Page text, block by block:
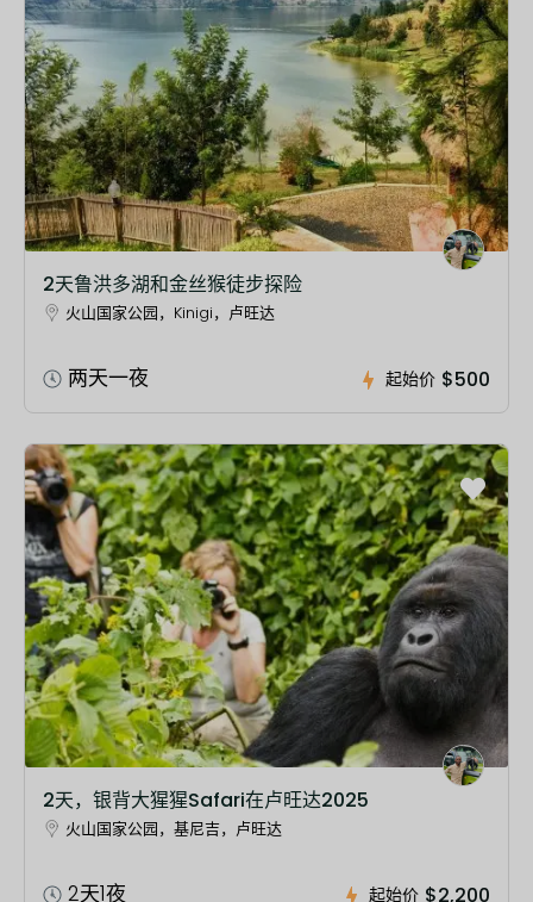
2天鲁洪多湖和金丝猴徒步探险
火山国家公园，Kinigi，卢旺达
两天一夜 起始价 $500
2天，银背大猩猩Safari在卢旺达2025
火山国家公园，基尼吉，卢旺达
2天1夜 起始价 $2,200